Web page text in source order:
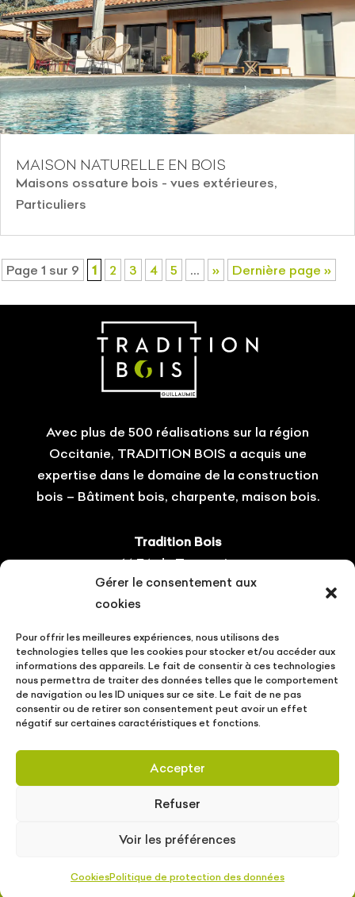
Gérer le consentement aux
cookies
Pour offrir les meilleures expériences, nous utilisons des
technologies telles que les cookies pour stocker et/ou accéder aux
informations des appareils. Le fait de consentir à ces technologies
nous permettra de traiter des données telles que le comportement
de navigation ou les ID uniques sur ce site. Le fait de ne pas
consentir ou de retirer son consentement peut avoir un effet
négatif sur certaines caractéristiques et fonctions.
Accepter
Refuser
Voir les préférences
CookiesPolitique de protection des données
MAISON NATURELLE EN BOIS
Maisons ossature bois - vues extérieures,
Particuliers
Page 1 sur 9 1 2 3 4 5 … » Dernière page »
Avec plus de 500 réalisations sur la région
Occitanie, TRADITION BOIS a acquis une
expertise dans le domaine de la construction
bois – Bâtiment bois, charpente, maison bois.
Tradition Bois
14 ZA du Tourneris
31470 Bonrepos-sur-Aussonnelle
Tel : 05.61.08.60.54
Suivez-nous !
MENTIONS LÉGALES
Tradition Bois © Copyright
légales|Politique de protection des données